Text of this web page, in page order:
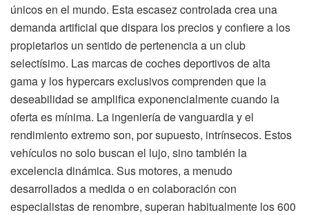
únicos en el mundo. Esta escasez controlada crea una
demanda artificial que dispara los precios y confiere a los
propietarios un sentido de pertenencia a un club
selectísimo. Las marcas de coches deportivos de alta
gama y los hypercars exclusivos comprenden que la
deseabilidad se amplifica exponencialmente cuando la
oferta es mínima. La ingeniería de vanguardia y el
rendimiento extremo son, por supuesto, intrínsecos. Estos
vehículos no solo buscan el lujo, sino también la
excelencia dinámica. Sus motores, a menudo
desarrollados a medida o en colaboración con
especialistas de renombre, superan habitualmente los 600